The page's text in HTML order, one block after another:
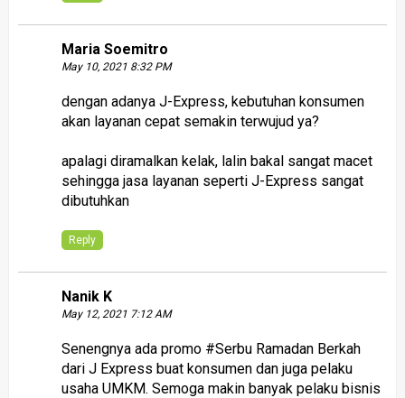
Maria Soemitro
May 10, 2021 8:32 PM
dengan adanya J-Express, kebutuhan konsumen
akan layanan cepat semakin terwujud ya?
apalagi diramalkan kelak, lalin bakal sangat macet
sehingga jasa layanan seperti J-Express sangat
dibutuhkan
Reply
Nanik K
May 12, 2021 7:12 AM
Senengnya ada promo #Serbu Ramadan Berkah
dari J Express buat konsumen dan juga pelaku
usaha UMKM. Semoga makin banyak pelaku bisnis